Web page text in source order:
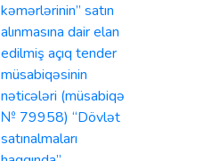
kəmərlərinin” satın
alınmasına dair elan
edilmiş açıq tender
müsabiqəsinin
nəticələri (müsabiqə
№ 79958) “Dövlət
satınalmaları